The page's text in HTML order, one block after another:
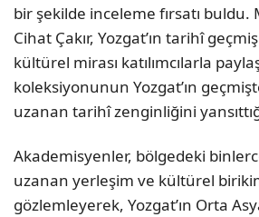
bir şekilde inceleme fırsatı buldu.
Cihat Çakır, Yozgat’ın tarihî
kültürel mirası katılımcılarla
koleksiyonunun Yozgat’ın
uzanan tarihî zenginliğini
Akademisyenler, bölgedeki
uzanan yerleşim ve kültürel
gözlemleyerek, Yozgat’ın Orta